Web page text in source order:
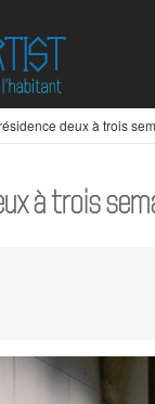
deux à trois
à trois